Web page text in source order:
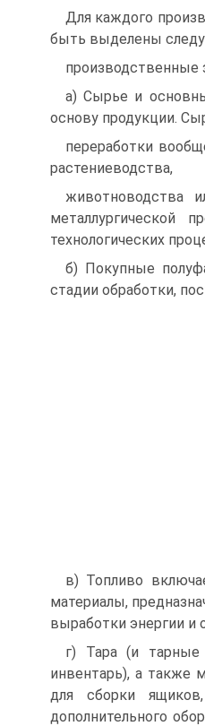
Для каждого
быть выделены
производственные
а) Сырье и
основу продукции.
переработки
растениеводства,
животноводства
металлургической
технологических
б) Покупные
стадии обработки,
в) Топливо
материалы,
выработки энергии и
г) Тара (и
инвентарь), а также
для сборки
дополнительного